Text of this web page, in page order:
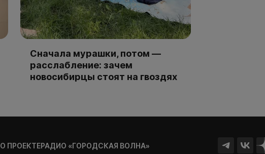
Сначала мурашки, потом —
расслабление: зачем
новосибирцы стоят на гвоздях
О ПРОЕКТЕРАДИО «ГОРОДСКАЯ ВОЛНА»